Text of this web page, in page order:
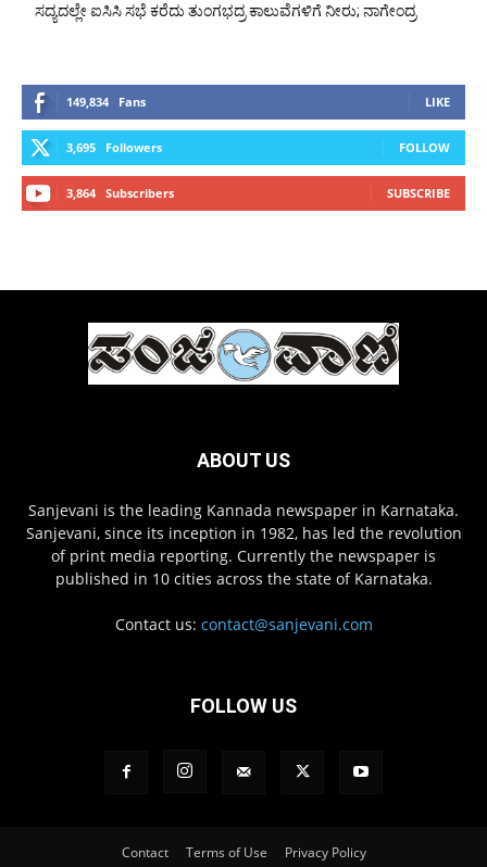
ಸದ್ಯದಲ್ಲೇ ಐಸಿಸಿ ಸಭೆ ಕರೆದು ತುಂಗಭದ್ರ ಕಾಲುವೆಗಳಿಗೆ ನೀರು; ನಾಗೇಂದ್ರ
149,834 Fans LIKE
3,695 Followers FOLLOW
3,864 Subscribers SUBSCRIBE
ABOUT US
Sanjevani is the leading Kannada newspaper in Karnataka.
Sanjevani, since its inception in 1982, has led the revolution
of print media reporting. Currently the newspaper is
published in 10 cities across the state of Karnataka.
Contact us: contact@sanjevani.com
FOLLOW US
Contact Terms of Use Privacy Policy